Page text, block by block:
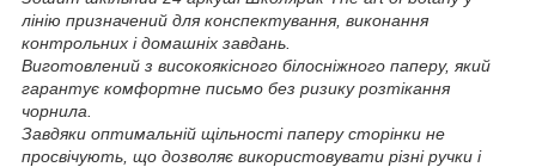
лінію призначений для конспектування, виконання
контрольних і домашніх завдань.
Виготовлений з високоякісного білосніжного паперу, який
гарантує комфортне письмо без ризику розтікання
чорнила.
Завдяки оптимальній щільності паперу сторінки не
просвічують, що дозволяє використовувати різні ручки і